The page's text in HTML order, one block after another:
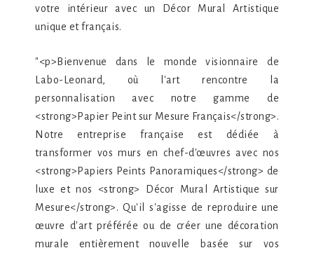
votre intérieur avec un Décor Mural Artistique
unique et français.
"<p>Bienvenue dans le monde visionnaire de
Labo-Leonard, où l'art rencontre la
personnalisation avec notre gamme de
<strong>Papier Peint sur Mesure Français</strong>.
Notre entreprise française est dédiée à
transformer vos murs en chef-d'œuvres avec nos
<strong>Papiers Peints Panoramiques</strong> de
luxe et nos <strong> Décor Mural Artistique sur
Mesure</strong>. Qu'il s'agisse de reproduire une
œuvre d'art préférée ou de créer une décoration
murale entièrement nouvelle basée sur vos